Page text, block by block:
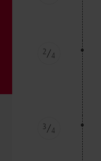
2 4
3 4